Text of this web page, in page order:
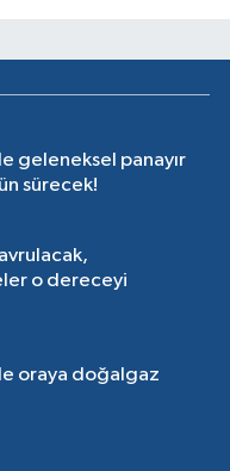
geleneksel panayır
sürecek!
o dereceyi
oraya doğalgaz